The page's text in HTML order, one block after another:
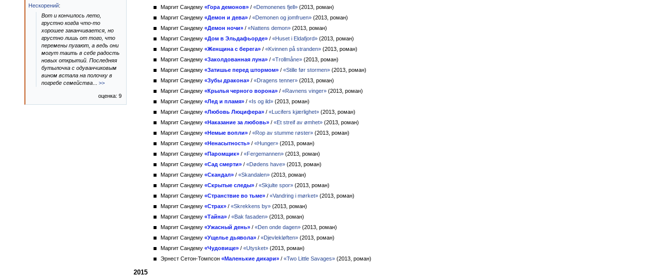
Маргит Сандему «Гора демонов» / «Demonenes fjell» (2013, роман)
Маргит Сандему «Демон и дева» / «Demonen og jomfruen» (2013, роман)
Маргит Сандему «Демон ночи» / «Nattens demon» (2013, роман)
Маргит Сандему «Дом в Эльдафьорде» / «Huset i Eldafjord» (2013, роман)
Маргит Сандему «Женщина с берега» / «Kvinnen på stranden» (2013, роман)
Маргит Сандему «Заколдованная луна» / «Trollmåne» (2013, роман)
Маргит Сандему «Затишье перед штормом» / «Stille før stormen» (2013, роман)
Маргит Сандему «Зубы дракона» / «Dragens tenner» (2013, роман)
Маргит Сандему «Крылья черного ворона» / «Ravnens vinger» (2013, роман)
Маргит Сандему «Лед и пламя» / «Is og ild» (2013, роман)
Маргит Сандему «Любовь Люцифера» / «Lucifers kjærlighet» (2013, роман)
Маргит Сандему «Наказание за любовь» / «Et streif av ømhet» (2013, роман)
Маргит Сандему «Немые вопли» / «Rop av stumme røster» (2013, роман)
Маргит Сандему «Ненасытность» / «Hunger» (2013, роман)
Маргит Сандему «Паромщик» / «Fergemannen» (2013, роман)
Маргит Сандему «Сад смерти» / «Dødens have» (2013, роман)
Маргит Сандему «Скандал» / «Skandalen» (2013, роман)
Маргит Сандему «Скрытые следы» / «Skjulte spor» (2013, роман)
Маргит Сандему «Странствие во тьме» / «Vandring i mørket» (2013, роман)
Маргит Сандему «Страх» / «Skrekkens by» (2013, роман)
Маргит Сандему «Тайна» / «Bak fasaden» (2013, роман)
Маргит Сандему «Ужасный день» / «Den onde dagen» (2013, роман)
Маргит Сандему «Ущелье дьявола» / «Djevlekløften» (2013, роман)
Маргит Сандему «Чудовище» / «Utysket» (2013, роман)
Эрнест Сетон-Томпсон «Маленькие дикари» / «Two Little Savages» (2013, роман)
2015
Нескорений:
Вот и кончилось лето,
грустно когда что-то
хорошее заканчивается, но
грустно лишь от того, что
перемены пугают, а ведь они
могут таить в себе радость
новых открытий. Последняя
бутылочка с одуванчиковым
вином встала на полочку в
погребе семейства
>>
оценка: 9